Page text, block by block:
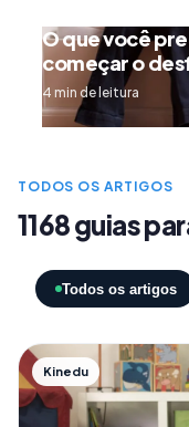
O que você
começar o
4 min de leitura
TODOS OS ARTIGOS
1168 guias
Todos os artigos
Kinedu